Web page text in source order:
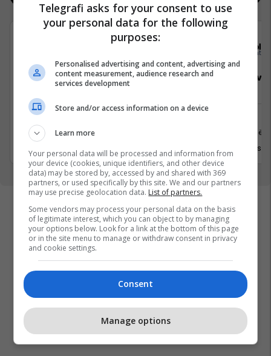
Solace Management Ltd
Sales Development and Marketing
Manager
Shitje
Prishtinë
28 Qershor 2026
Sales
Prishtinë
28
Telegrafi asks for your consent to use
your personal data for the following
purposes:
Personalised advertising and content, advertising and
content measurement, audience research and
services development
Store and/or access information on a device
Learn more
Your personal data will be processed and information from
your device (cookies, unique identifiers, and other device
data) may be stored by, accessed by and shared with 369
partners, or used specifically by this site. We and our partners
may use precise geolocation data. List of partners.
Some vendors may process your personal data on the basis
of legitimate interest, which you can object to by managing
your options below. Look for a link at the bottom of this page
or in the site menu to manage or withdraw consent in privacy
and cookie settings.
Consent
Manage options